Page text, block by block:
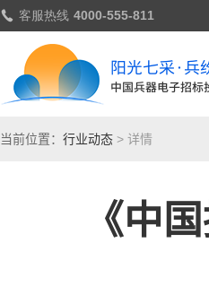
当前位置： 行业动态 > 详情
《中